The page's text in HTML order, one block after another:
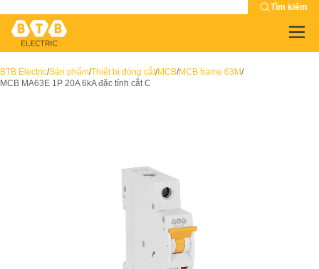
Tìm kiếm
BTB Electric/Sản phẩm/Thiết bị đóng cắt/MCB/MCB frame 63M/
MCB MA63E 1P 20A 6kA đặc tính cắt C